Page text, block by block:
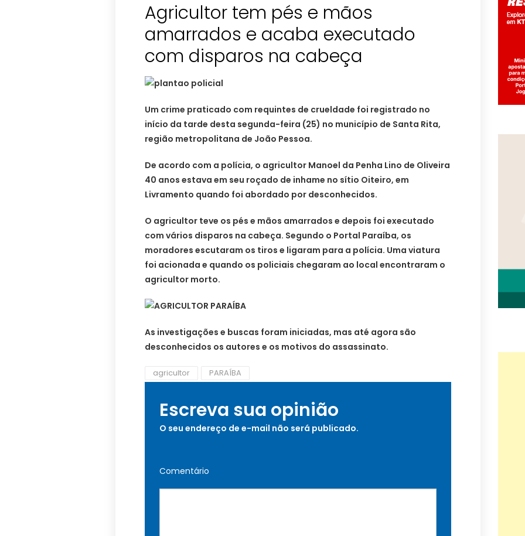
Agricultor tem pés e mãos
amarrados e acaba executado
com disparos na cabeça
Um crime praticado com requintes de crueldade foi registrado no
início da tarde desta segunda-feira (25) no município de Santa Rita,
região metropolitana de João Pessoa.
De acordo com a polícia, o agricultor Manoel da Penha Lino de Oliveira
40 anos estava em seu roçado de inhame no sítio Oiteiro, em
Livramento quando foi abordado por desconhecidos.
O agricultor teve os pés e mãos amarrados e depois foi executado
com vários disparos na cabeça. Segundo o Portal Paraíba, os
moradores escutaram os tiros e ligaram para a polícia. Uma viatura
foi acionada e quando os policiais chegaram ao local encontraram o
agricultor morto.
As investigações e buscas foram iniciadas, mas até agora são
desconhecidos os autores e os motivos do assassinato.
agricultor PARAÍBA
Escreva sua opinião
O seu endereço de e-mail não será publicado.
Comentário